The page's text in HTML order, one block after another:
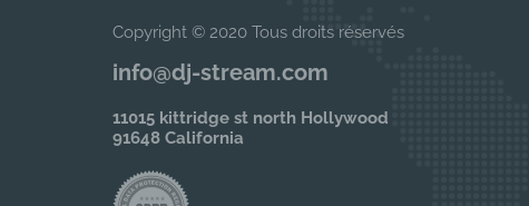
Copyright © 2020 Tous droits réservés
info@dj-stream.com
11015 kittridge st north Hollywood
91648 California